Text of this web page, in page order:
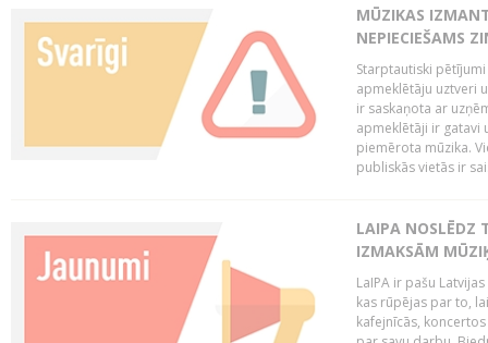
MŪZIKAS
NEPIECIEŠAMS
Starptautiski
apmeklētāju uztveri
ir saskaņota ar
apmeklētāji ir gatavi
piemērota mūzika.
publiskās vietās ir
LAIPA NOSLĒDZ
IZMAKSĀM
LaIPA ir pašu
kas rūpējas par to,
kafejnīcās,